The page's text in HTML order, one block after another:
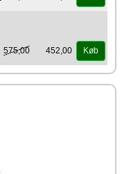
575,00 452,00 Køb